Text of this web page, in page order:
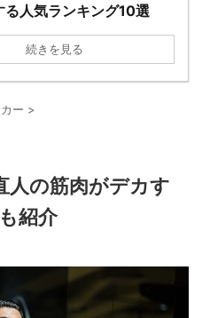
る人気ランキング10選
続きを見る
ー >
人の筋肉がデカす
紹介